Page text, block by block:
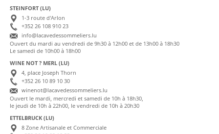
STEINFORT (LU)
1-3 route d'Arlon
+352 26 108 910 23
info@lacavedessommeliers.lu
Ouvert du mardi au vendredi de 9h30 à 12h00 et de 13h00 à 18h30
Le samedi de 10h00 à 18h00
WINE NOT ? MERL (LU)
4, place Joseph Thorn
+352 26 10 89 10 30
winenot@lacavedessommeliers.lu
Ouvert le mardi, mercredi et samedi de 10h à 18h30,
le jeudi de 10h à 22h00, le vendredi de 10h à 20h30
ETTELBRUCK (LU)
8 Zone Artisanale et Commerciale